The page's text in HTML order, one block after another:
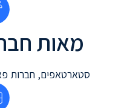
מאות
סטארטאפים, חברות